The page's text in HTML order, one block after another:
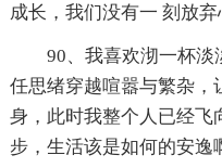
成长，我们没有一 刻放弃
90、我喜欢沏一杯淡
任思绪穿越喧嚣与繁杂，
身，此时我整个人已经飞
步，生活该是如何的安逸